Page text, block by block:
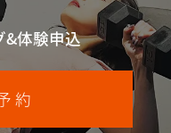
&体験申込
約